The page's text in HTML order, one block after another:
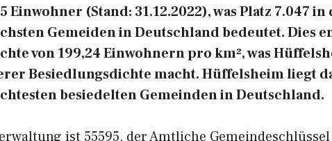
Einwohner (Stand: 31.12.2022), was Platz 7.047 in
Gemeiden in Deutschland bedeutet. Dies
von 199,24 Einwohnern pro km², was
Besiedlungsdichte macht. Hüffelsheim liegt
besiedelten Gemeinden in Deutschland.
ist 55595, der Amtliche Gemeindeschlüssel